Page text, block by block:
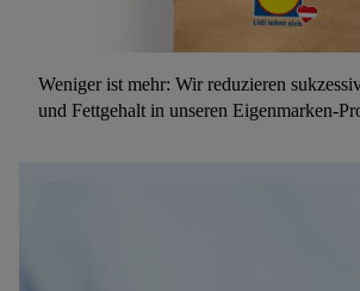
Weniger ist mehr: Wir reduzieren
und Fettgehalt in unseren Eigenmarken-